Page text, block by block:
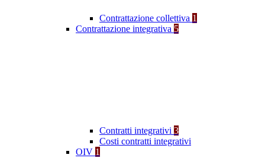
Contrattazione collettiva 1
Contrattazione integrativa 5
Contratti integrativi 3
Costi contratti integrativi
OIV 1